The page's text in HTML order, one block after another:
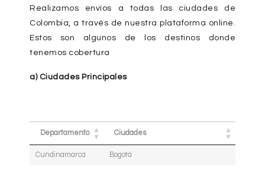
Realizamos envíos a todas las ciudades de
Colombia, a través de nuestra plataforma online.
Estos son algunos de los destinos donde
tenemos cobertura
a) Ciudades Principales
Departamento Ciudades
Cundinamarca Bogotá